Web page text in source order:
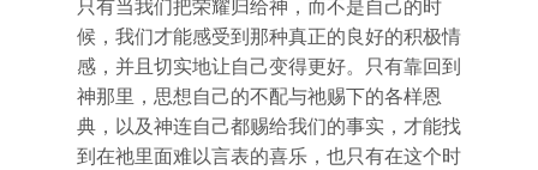
只有当我们把荣耀归给神，而不是自己的时
候，我们才能感受到那种真正的良好的积极情
感，并且切实地让自己变得更好。只有靠回到
神那里，思想自己的不配与祂赐下的各样恩
典，以及神连自己都赐给我们的事实，才能找
到在祂里面难以言表的喜乐，也只有在这个时